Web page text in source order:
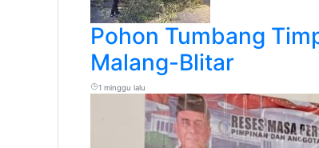
Pohon Tumbang
Malang-Blitar
1 minggu lalu